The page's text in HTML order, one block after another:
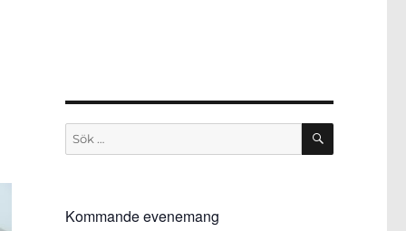
Sök
efter:
SÖK
Kommande evenemang